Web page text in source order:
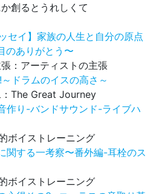
創るとうれしくて
セイ】家族の人生と自分の原点
のありがとう〜
：アーティストの主張
ドラムのイスの高さ～
The Great Journey
作り-バンドサウンド-ライブハ
イストレーニング
関する一考察〜番外編-耳栓のス
イストレーニング